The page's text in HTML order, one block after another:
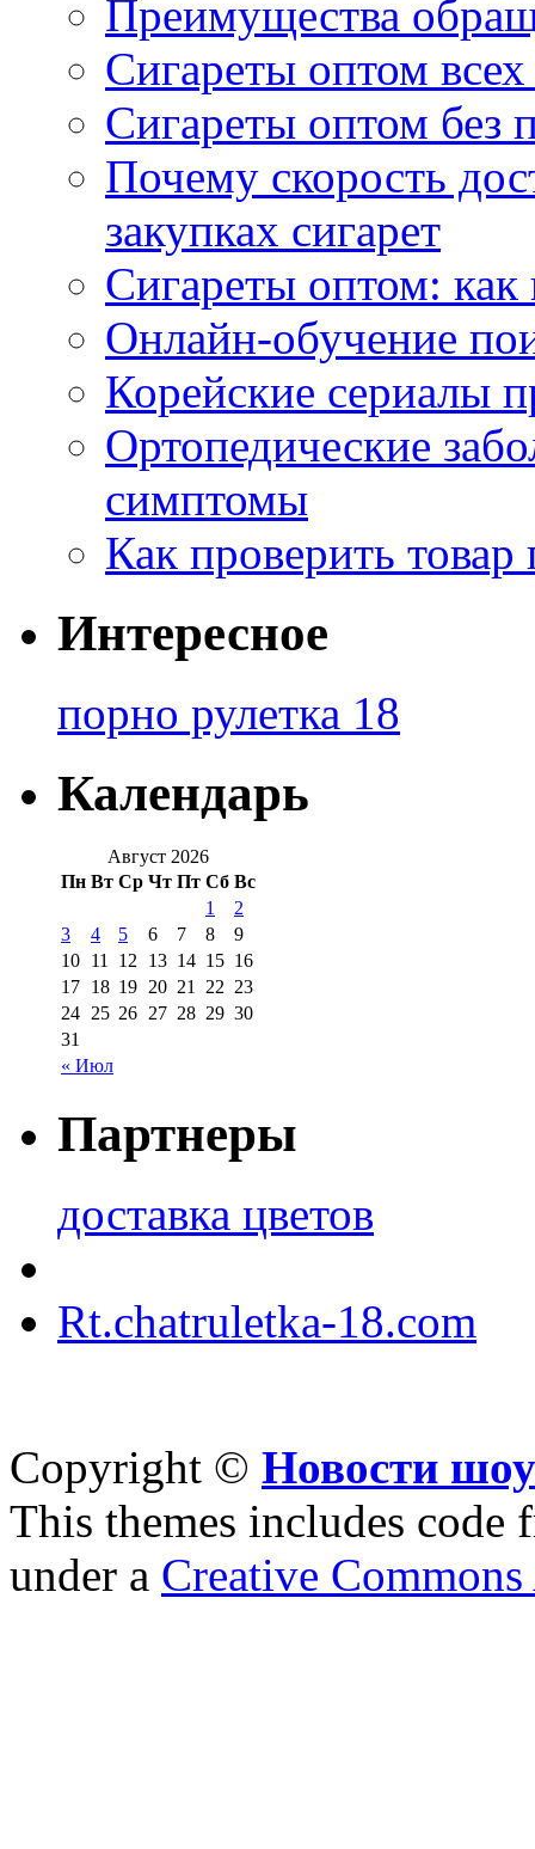
Преимущества
Сигареты оптом
Сигареты оптом без
Почему скорость
закупках сигарет
Сигареты оптом:
Онлайн-обучение
Корейские сериалы
Ортопедические
симптомы
Как проверить товар
Интересное
порно рулетка 18
Календарь
Август 2026
Пн Вт Ср Чт Пт Сб Вс
« Июл
1
2
3
4 5 6 7 8
9
10 11 12 13 14 15 16
17 18 19 20 21 22 23
24 25 26 27 28 29 30
31
Партнеры
доставка цветов
Rt.chatruletka-18.com
Copyright © Новости
This themes includes code
under a Creative